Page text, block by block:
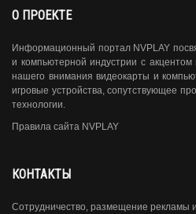
О ПРОЕКТЕ
Информационный портал NVPLAY
и компьютерной индустрии с
нашего внимания видеокарты и
игровые устройства, сопутствующее
технологии.
Правила сайта NVPLAY
КОНТАКТЫ
Сотрудничество, размещение рекламы